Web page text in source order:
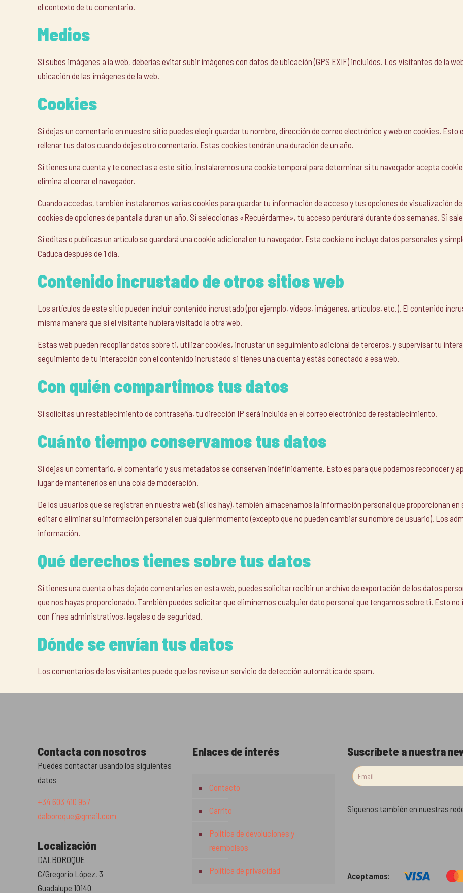
el contexto de tu comentario.
Medios
Si subes imágenes a la web, deberías evitar subir imágenes con datos de ubicación (GPS EXIF) incluidos. Los visitantes de la
ubicación de las imágenes de la web.
Cookies
Si dejas un comentario en nuestro sitio puedes elegir guardar tu nombre, dirección de correo electrónico y web en cookies. Esto
rellenar tus datos cuando dejes otro comentario. Estas cookies tendrán una duración de un año.
Si tienes una cuenta y te conectas a este sitio, instalaremos una cookie temporal para determinar si tu navegador acepta
elimina al cerrar el navegador.
Cuando accedas, también instalaremos varias cookies para guardar tu información de acceso y tus opciones de visualización
cookies de opciones de pantalla duran un año. Si seleccionas «Recuérdarme», tu acceso perdurará durante dos semanas. Si
Si editas o publicas un artículo se guardará una cookie adicional en tu navegador. Esta cookie no incluye datos personales y
Caduca después de 1 día.
Contenido incrustado de otros sitios web
Los artículos de este sitio pueden incluir contenido incrustado (por ejemplo, vídeos, imágenes, artículos, etc.). El contenido
misma manera que si el visitante hubiera visitado la otra web.
Estas web pueden recopilar datos sobre ti, utilizar cookies, incrustar un seguimiento adicional de terceros, y supervisar tu
seguimiento de tu interacción con el contenido incrustado si tienes una cuenta y estás conectado a esa web.
Con quién compartimos tus datos
Si solicitas un restablecimiento de contraseña, tu dirección IP será incluida en el correo electrónico de restablecimiento.
Cuánto tiempo conservamos tus datos
Si dejas un comentario, el comentario y sus metadatos se conservan indefinidamente. Esto es para que podamos reconocer y
lugar de mantenerlos en una cola de moderación.
De los usuarios que se registran en nuestra web (si los hay), también almacenamos la información personal que proporcionan
editar o eliminar su información personal en cualquier momento (excepto que no pueden cambiar su nombre de usuario). Los
información.
Qué derechos tienes sobre tus datos
Si tienes una cuenta o has dejado comentarios en esta web, puedes solicitar recibir un archivo de exportación de los datos
que nos hayas proporcionado. También puedes solicitar que eliminemos cualquier dato personal que tengamos sobre ti. Esto
con fines administrativos, legales o de seguridad.
Dónde se envían tus datos
Los comentarios de los visitantes puede que los revise un servicio de detección automática de spam.
Contacta con nosotros
Puedes contactar usando los siguientes
datos
+34 603 410 957
dalboroque@gmail.com
Localización
DALBOROQUE
C/Gregorio López, 3
Guadalupe 10140
Enlaces de interés
Contacto
Carrito
Política de devoluciones y
reembolsos
Política de privacidad
Suscríbete a nuestra
Siguenos también en nuestras
Aceptamos: